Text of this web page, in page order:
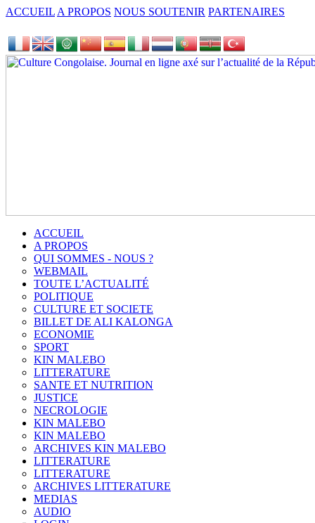
ACCUEIL A PROPOS NOUS SOUTENIR PARTENAIRES
ACCUEIL
A PROPOS
QUI SOMMES - NOUS ?
WEBMAIL
TOUTE L’ACTUALITÉ
POLITIQUE
CULTURE ET SOCIETE
BILLET DE ALI KALONGA
ECONOMIE
SPORT
KIN MALEBO
LITTERATURE
SANTE ET NUTRITION
JUSTICE
NECROLOGIE
KIN MALEBO
KIN MALEBO
ARCHIVES KIN MALEBO
LITTERATURE
LITTERATURE
ARCHIVES LITTERATURE
MEDIAS
AUDIO